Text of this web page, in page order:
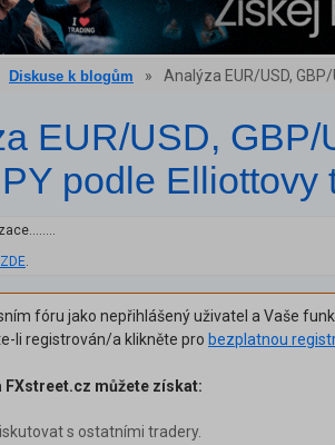
Diskuse k blogům » Analýza EUR/USD,
EUR/USD, GBP/
podle Elliottovy
ZDE.
fóru jako nepřihlášený uživatel a Vaše
li registrován/a klikněte pro bezplatnou
FXstreet.cz můžete získat:
s ostatními tradery.